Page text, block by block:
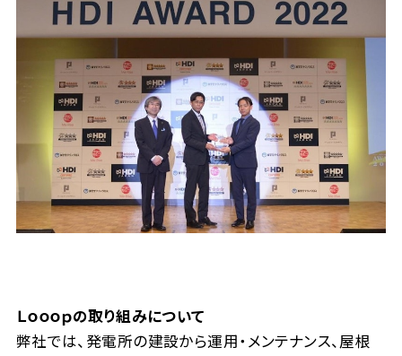
Ｌｏｏｏｐの取り組みについて
弊社では、発電所の建設から運用・メンテナンス、屋根